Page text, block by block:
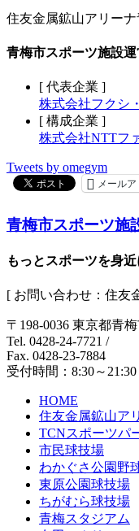
住友金属鉱山アリー
青梅市スポーツ施設
[ 代表企業 ]
株式会社フクシ
[ 構成企業 ]
株式会社NTTフ
Tweets by omegym
メール
青梅市スポーツ施
もっとスポーツを身
[ お問い合わせ：住友
〒198-0036 東京都青
Tel. 0428-24-7721 /
Fax. 0428-23-7884
受付時間：8:30～21:30
HOME
住友金属鉱山ア
TCNスポーツパ
市民球技場
わかぐさ公園野
東原公園球技場
ちがむら球技場
青梅スタジアム